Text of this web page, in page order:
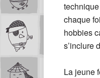
chaque
hobbies
s’inclure
La jeune